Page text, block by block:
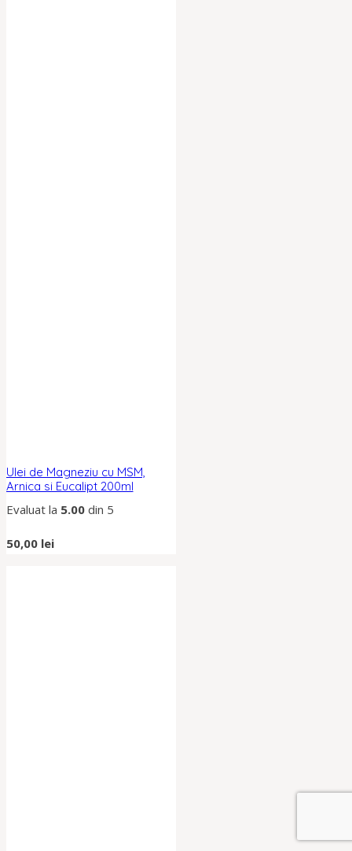
Ulei de Magneziu cu MSM,
Arnica si Eucalipt 200ml
Evaluat la 5.00din 5
50,00 lei